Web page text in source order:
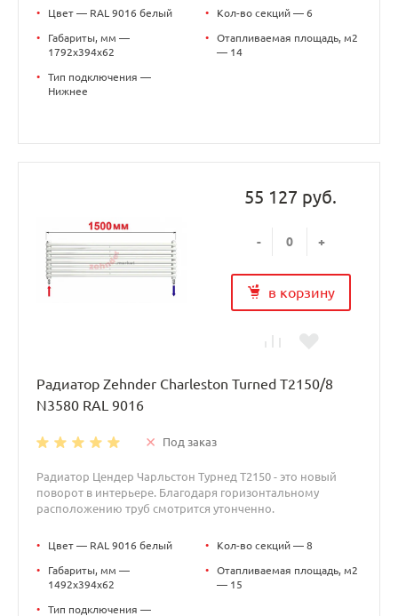
• Цвет — RAL 9016 белый
•
Габариты, мм —
1792x394x62
•
Тип подключения —
Нижнее
• Кол-во секций — 6
•
Отапливаемая площадь, м2
— 14
55 127 руб.
- +
в корзину
Радиатор Zehnder Charleston Turned T2150/8
N3580 RAL 9016
Под заказ
Радиатор Цендер Чарльстон Турнед T2150 - это новый
поворот в интерьере. Благодаря горизонтальному
расположению труб смотрится утонченно.
• Цвет — RAL 9016 белый
•
Габариты, мм —
1492x394x62
•
Тип подключения —
• Кол-во секций — 8
•
Отапливаемая площадь, м2
— 15